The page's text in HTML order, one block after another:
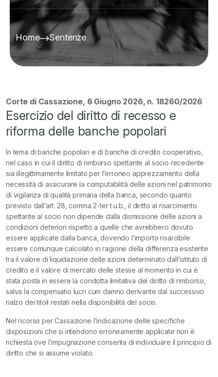
Home Sentenze
Corte di Cassazione, 6 Giugno 2026, n. 18260/2026
Esercizio del diritto di recesso e
riforma delle banche popolari
In tema di banche popolari e di banche di credito cooperativo,
nel caso in cui il diritto di rimborso spettante al socio recedente
sia illegittimamente limitato per l’erroneo apprezzamento della
necessità di assicurare la computabilità delle azioni nel patrimonio
di vigilanza di qualità primaria della banca, secondo quanto
previsto dall’art. 28, comma 2-ter t.u.b., il diritto al risarcimento
spettante al socio non dipende dalla dismissione delle azioni a
condizioni deteriori rispetto a quelle che avrebbero dovuto
essere applicate dalla banca, dovendo l’importo risarcibile
essere comunque calcolato in ragione della differenza esistente
tra il valore di liquidazione delle azioni determinato dall’istituto di
credito e il valore di mercato delle stesse al momento in cui è
stata posta in essere la condotta limitativa del diritto di rimborso,
salva la compensatio lucri cum damno derivante dal successivo
rialzo dei titoli restati nella disponibilità del socio.
Nel ricorso per Cassazione l’indicazione delle specifiche
disposizioni che si intendono erroneamente applicate non è
richiesta ove l’impugnazione consenta di individuare il principio di
diritto che si assume violato.